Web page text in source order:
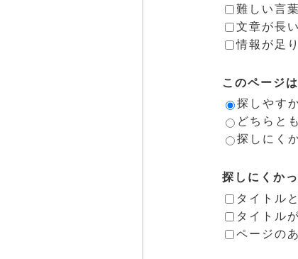
難しい言
文章が長い
情報が足
このページ
探しやす
どちらと
探しにく
探しにくか
タイトル
タイトル
ページの